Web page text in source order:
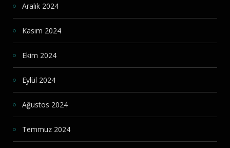
Aralık 2024
Kasım 2024
Ekim 2024
Eylül 2024
Ağustos 2024
Temmuz 2024